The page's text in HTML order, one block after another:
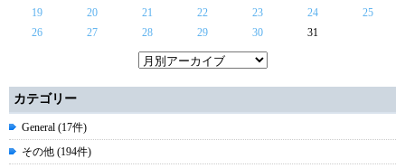
19
20 21 22 23 24
25
26
27 28 29 30 31
カテゴリー
General (17件)
その他 (194件)